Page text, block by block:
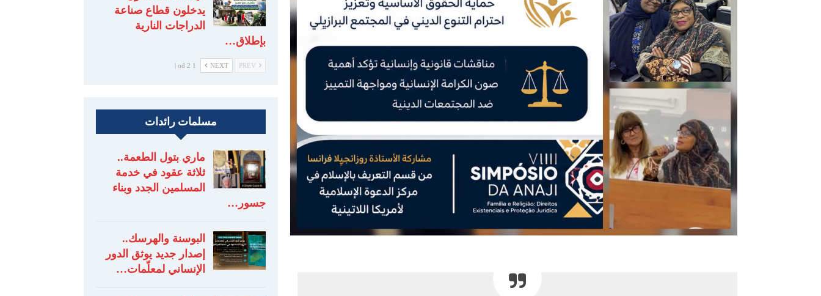
يدخلون قطاع صناعة
الدراجات النارية
بإطلاق…
NEXT
1 od 2 |
مسلمات رائدات
ماري بتول الطعمة..
ثلاثة عقود في خدمة
المسلمين الجدد وبناء
جسور…
البوسنة والهرسك..
إصدار جديد يوثق الدور
الإنساني لمعلّمات…